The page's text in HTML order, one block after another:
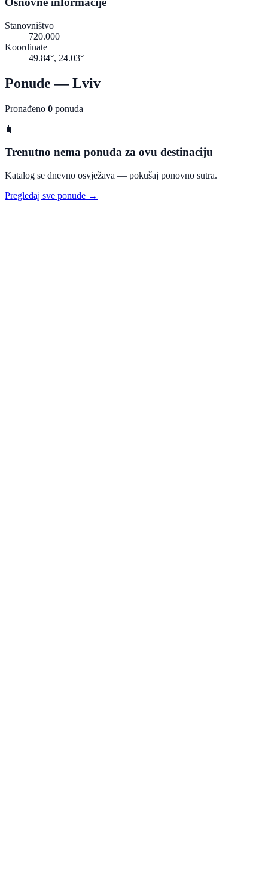
Stanovništvo
720.000
Koordinate
49.84°, 24.03°
Ponude — Lviv
Pronađeno 0 ponuda
🧳
Trenutno nema ponuda za ovu destinaciju
Katalog se dnevno osvježava — pokušaj ponovno sutra.
Pregledaj sve ponude →